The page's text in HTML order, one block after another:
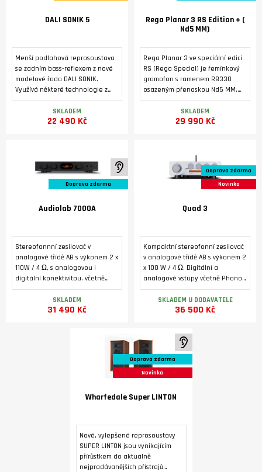
DALI SONIK 5
Menší podlahová reprosoustava
se zadním bass-reflexem z nové
modelové řada DALI SONIK.
Využívá některé technologie z
vyšších modelovových řad značky
DALI. Masivní ozvučnice s
výztuhami a masivními nožkami je
reproduktorem s měkkou, ultra
lehkou kalotovou membránou o
průměru 29 mm. Vyznačuje se
frekvenčním rozsahem a širokým
SKLADEM
22 490 Kč
Rega Planar 3 RS Edition + (
Nd5 MM)
Rega Planar 3 ve speciální edici
RS (Rega Special) je řemínkový
gramofon s ramenem RB330
osazeným přenoskou Nd5 MM.
Tichý 24V motor je poháněn
dedikovaným napájecím zdrojem
Neo PSU MK2. Základna je
motor pohání talíř
prostřednictvím referenčního
SKLADEM
29 990 Kč
K poslechu ve studiu
Doprava zdarma
Audiolab 7000A
Stereofonnní zesilovač v
analogové třídě AB s výkonem 2 x
110W / 4 Ω, s analogovou i
digitální konektivitou. včetně
Phono MM, HDMI ARC a USB B pro
počítač. 32-bitový D/A převodník
ES9038Q2M, MQA dekodér,
SKLADEM
31 490 Kč
Doprava zdarma
Novinka
Quad 3
Kompaktní stereofonní zesilovač
v analogové třídě AB s výkonem 2
x 100 W / 4 Ω. Digitální a
analogové vstupy včetně Phono
MM a HDMI ARC. Bluetooth 5.1.
Podsvícený alfanumerický LCD
displej, toroidní transformátor,
koncový zesilovač.
SKLADEM U DODAVATELE
36 500 Kč
Doprava zdarma
Novinka
Wharfedale Super LINTON
Nové, vylepšené reprosoustavy
SUPER LINTON jsou vynikajícím
přírůstkem do aktuálně
nejprodávanějších přístrojů